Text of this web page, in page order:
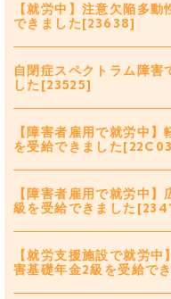
【就労中】注意欠陥多
できました[23638]
自閉症スペクトラム障害
した[23525]
【障害者雇用で就労中
を受給できました
【障害者雇用で就労中
級を受給できました
【就労支援施設で就労
害基礎年金2級を受給で